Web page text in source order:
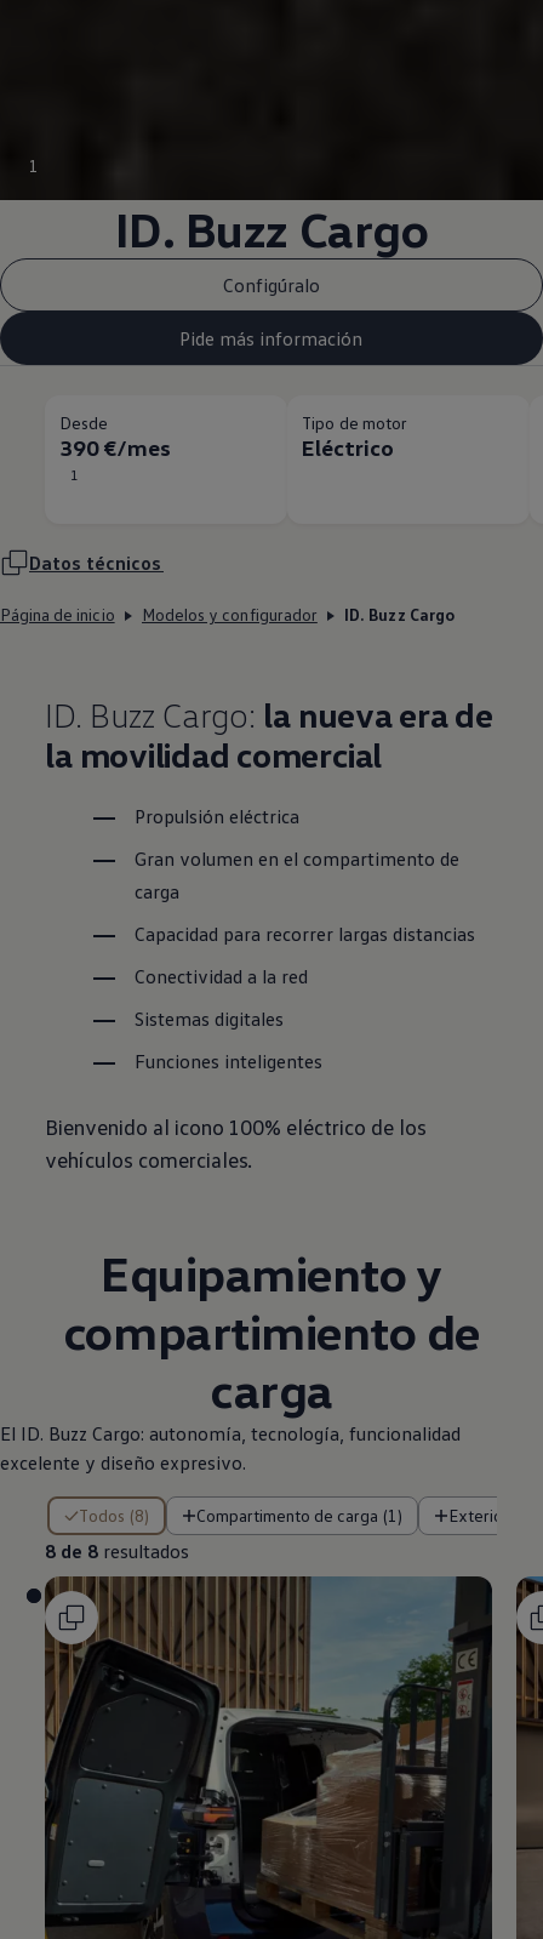
1
ID. Buzz Cargo
Configúralo
Pide más información
Desde
390 €/mes
1
Tipo de motor
Eléctrico
Datos técnicos
Página de inicio Modelos y configurador ID. Buzz Cargo
ID. Buzz Cargo: la nueva era de
la movilidad comercial
Propulsión eléctrica
Gran volumen en el compartimento de
carga
Capacidad para recorrer largas distancias
Conectividad a la red
Sistemas digitales
Funciones inteligentes
Bienvenido al icono 100% eléctrico de los
vehículos comerciales.
Equipamiento y
compartimiento de
carga
El ID. Buzz Cargo: autonomía, tecnología, funcionalidad
excelente y diseño expresivo.
Todos (8) Compartimento de carga (1) Exterior (5)
8 de 8 resultados
8 de 8 resultados